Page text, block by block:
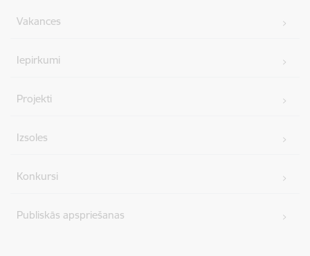
Vakances
Iepirkumi
Projekti
Izsoles
Konkursi
Publiskās apspriešanas